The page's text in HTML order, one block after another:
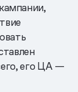
его ЦА —